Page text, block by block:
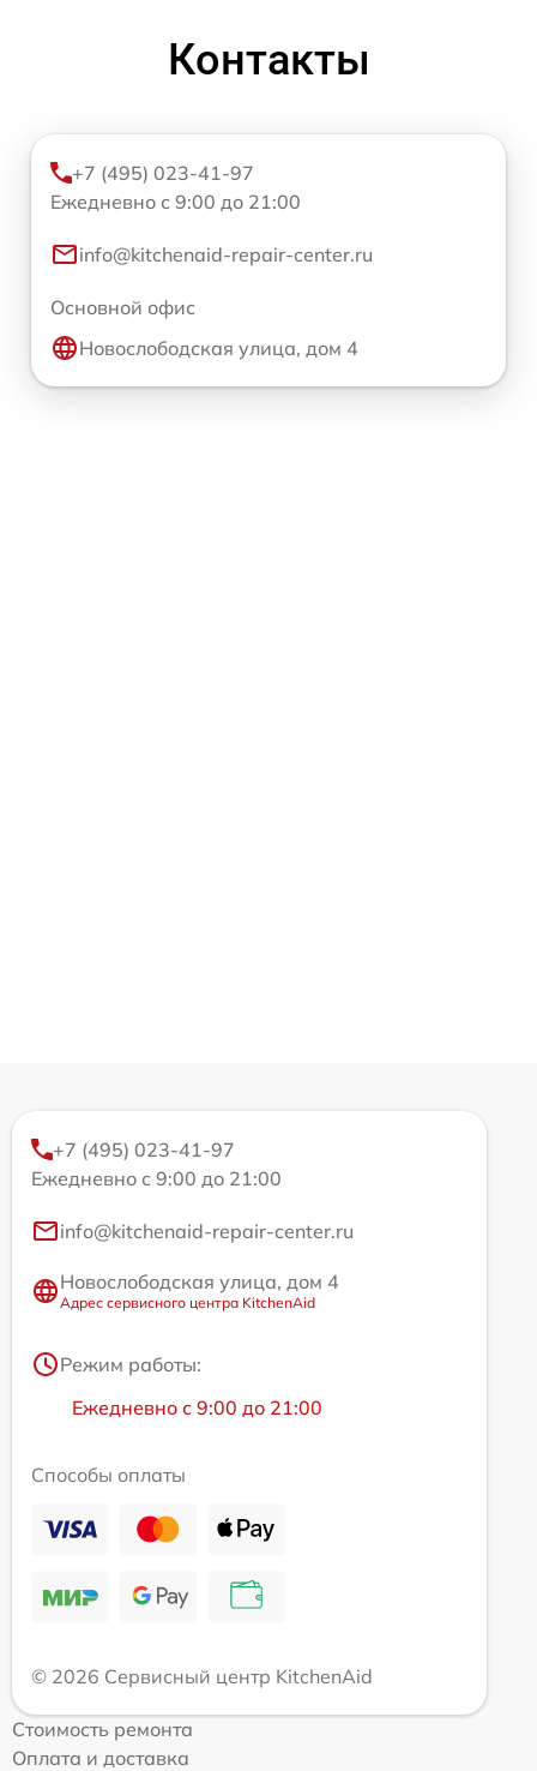
Контакты
+7 (495) 023-41-97
Ежедневно с 9:00 до 21:00
info@kitchenaid-repair-center.ru
Основной офис
Новослободская улица, дом 4
+7 (495) 023-41-97
Ежедневно с 9:00 до 21:00
info@kitchenaid-repair-center.ru
Новослободская улица, дом 4
Адрес сервисного центра KitchenAid
Режим работы:
Ежедневно с 9:00 до 21:00
Способы оплаты
© 2026 Сервисный центр KitchenAid
Стоимость ремонта
Оплата и доставка